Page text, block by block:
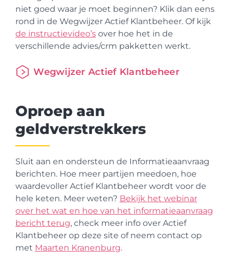
niet goed waar je moet beginnen? Klik dan eens
rond in de Wegwijzer Actief Klantbeheer. Of kijk
de instructievideo’s over hoe het in de
verschillende advies/crm pakketten werkt.
Wegwijzer Actief Klantbeheer
Oproep aan
geldverstrekkers
Sluit aan en ondersteun de Informatieaanvraag
berichten. Hoe meer partijen meedoen, hoe
waardevoller Actief Klantbeheer wordt voor de
hele keten. Meer weten? Bekijk het webinar
over het wat en hoe van het informatieaanvraag
bericht terug, check meer info over Actief
Klantbeheer op deze site of neem contact op
met Maarten Kranenburg.